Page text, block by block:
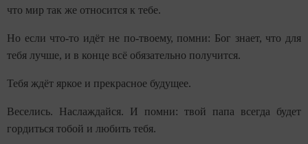
что мир так же относится к тебе.
Но если что-то идёт не по-твоему, помни: Бог знает, что для
тебя лучше, и в конце всё обязательно получится.
Тебя ждёт яркое и прекрасное будущее.
Веселись. Наслаждайся. И помни: твой папа всегда будет
гордиться тобой и любить тебя.